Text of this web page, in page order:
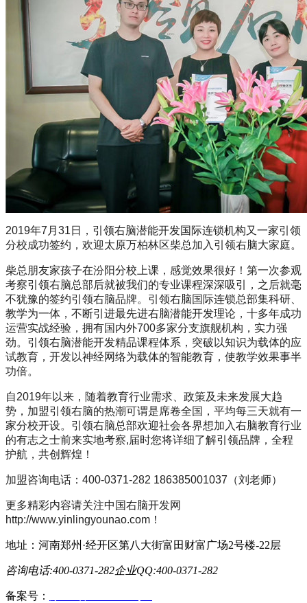
2019年7月31日，引领右脑潜能开发国际连锁机构又一家引领
分校成功签约，欢迎太原万柏林区柴总加入引领右脑大家庭。
柴总朋友家孩子在汾阳分校上课，感觉效果很好！第一次参观
考察引领右脑总部后就被我们的专业课程深深吸引，之后就毫
不犹豫的签约引领右脑品牌。引领右脑国际连锁总部集科研、
教学为一体，不断引进最先进右脑潜能开发理论，十多年成功
运营实战经验，拥有国内外700多家分支旗舰机构，实力强
劲。引领右脑潜能开发精品课程体系，突破以知识为载体的应
试教育，开发以神经网络为载体的智能教育，使教学效果事半
功倍。
自2019年以来，随着教育行业需求、政策及未来发展大趋
势，加盟引领右脑的热潮可谓是席卷全国，平均每三天就有一
家分校开设。引领右脑总部欢迎社会各界想加入右脑教育行业
的有志之士前来实地考察,届时您将详细了解引领品牌，全程
护航，共创辉煌！
加盟咨询电话：400-0371-282 186385001037（刘老师）
更多精彩内容请关注中国右脑开发网
http://www.yinlingyounao.com！
地址：河南郑州·经开区第八大街富田财富广场2号楼-22层
咨询电话:400-0371-282企业QQ:400-0371-282
备案号：